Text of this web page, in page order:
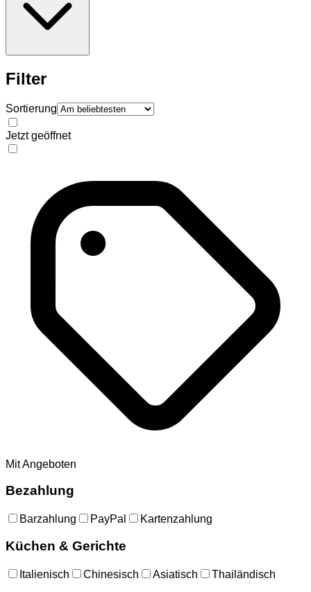
Filter
Sortierung
Jetzt geöffnet
Mit Angeboten
Bezahlung
Barzahlung PayPal Kartenzahlung
Küchen & Gerichte
Italienisch Chinesisch Asiatisch Thailändisch